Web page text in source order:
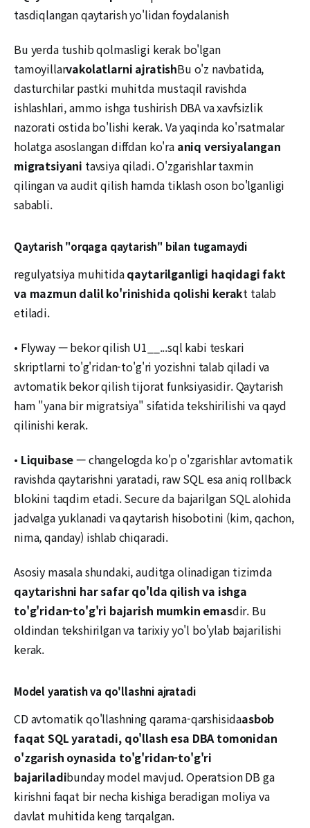
tasdiqlangan qaytarish yo'lidan foydalanish
Bu yerda tushib qolmasligi kerak bo'lgan
tamoyillarvakolatlarni ajratishBu o'z navbatida,
dasturchilar pastki muhitda mustaqil ravishda
ishlashlari, ammo ishga tushirish DBA va xavfsizlik
nazorati ostida bo'lishi kerak. Va yaqinda ko'rsatmalar
holatga asoslangan diffdan ko'ra aniq versiyalangan
migratsiyani tavsiya qiladi. O'zgarishlar taxmin
qilingan va audit qilish hamda tiklash oson bo'lganligi
sababli.
Qaytarish "orqaga qaytarish" bilan tugamaydi
regulyatsiya muhitidaqaytarilganligi haqidagi fakt
va mazmun dalil ko'rinishida qolishi kerakt talab
etiladi.
• Flyway — bekor qilish U1__...sql kabi teskari
skriptlarni to'g'ridan-to'g'ri yozishni talab qiladi va
avtomatik bekor qilish tijorat funksiyasidir. Qaytarish
ham "yana bir migratsiya" sifatida tekshirilishi va qayd
qilinishi kerak.
• Liquibase— changelogda ko'p o'zgarishlar avtomatik
ravishda qaytarishni yaratadi, raw SQL esa aniq rollback
blokini taqdim etadi. Secure da bajarilgan SQL alohida
jadvalga yuklanadi va qaytarish hisobotini (kim, qachon,
nima, qanday) ishlab chiqaradi.
Asosiy masala shundaki, auditga olinadigan tizimda
qaytarishni har safar qo'lda qilish va ishga
to'g'ridan-to'g'ri bajarish mumkin emasdir. Bu
oldindan tekshirilgan va tarixiy yo'l bo'ylab bajarilishi
kerak.
Model yaratish va qo'llashni ajratadi
CD avtomatik qo'llashning qarama-qarshisidaasbob
faqat SQL yaratadi, qo'llash esa DBA tomonidan
o'zgarish oynasida to'g'ridan-to'g'ri
bajariladibunday model mavjud. Operatsion DB ga
kirishni faqat bir necha kishiga beradigan moliya va
davlat muhitida keng tarqalgan.